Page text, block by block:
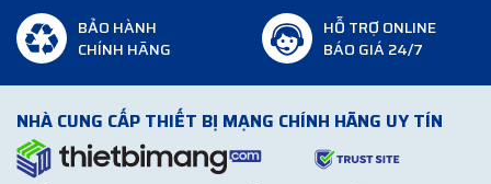
BẢO HÀNH
CHÍNH HÃNG
HỖ TRỢ ONLINE
BÁO GIÁ 24/7
NHÀ CUNG CẤP THIẾT BỊ MẠNG CHÍNH HÃNG UY TÍN